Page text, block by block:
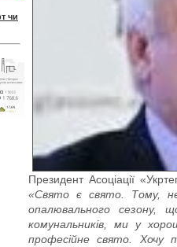
чи
Президент Асоціації
«Свято є свято. Тому,
опалювального сезону,
комунальників, ми у
професійне свято. Хочу